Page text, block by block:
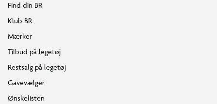
Find din BR
Klub BR
Mærker
Tilbud på legetøj
Restsalg på legetøj
Gavevælger
Ønskelisten